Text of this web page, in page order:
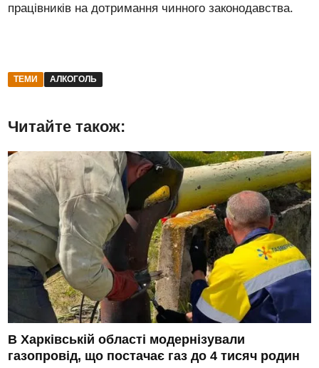
працівників на дотримання чинного законодавства.
ТЕМИ АЛКОГОЛЬ
Читайте також:
В Харківській області модернізували
газопровід, що постачає газ до 4 тисяч родин